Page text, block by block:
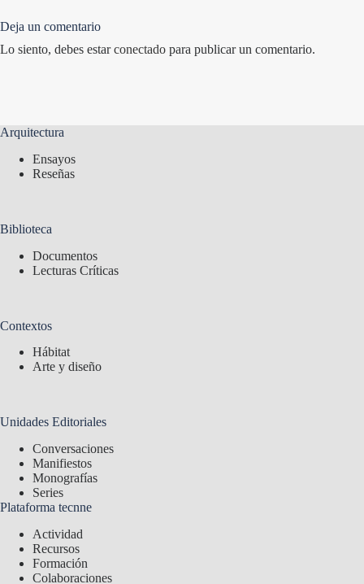
Deja un comentario
Lo siento, debes estarconectado para publicar un comentario.
Arquitectura
Ensayos
Reseñas
Biblioteca
Documentos
Lecturas Críticas
Contextos
Hábitat
Arte y diseño
Unidades Editoriales
Conversaciones
Manifiestos
Monografías
Series
Plataforma tecnne
Actividad
Recursos
Formación
Colaboraciones